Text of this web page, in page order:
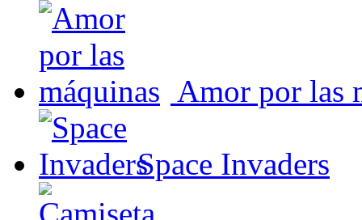
Amor por las
Space Invaders